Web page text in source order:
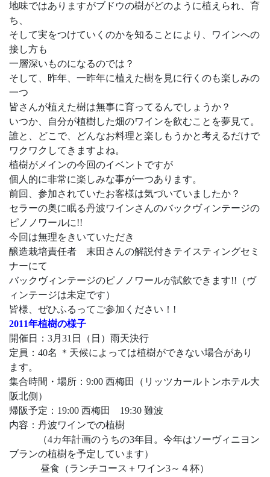
地味ではありますがブドウの樹がどのように植えられ、育
ち、
そして実をつけていくのかを知ることにより、ワインへの
接し方も
一層深いものになるのでは？
そして、昨年、一昨年に植えた樹を見に行くのも楽しみの
一つ
皆さんが植えた樹は無事に育ってるんでしょうか？
いつか、自分が植樹した畑のワインを飲むことを夢見て。
誰と、どこで、どんなお料理と楽しもうかと考えるだけで
ワクワクしてきますよね。
植樹がメインの今回のイベントですが
個人的に非常に楽しみな事が一つあります。
前回、参加されていたお客様は気づいていましたか？
セラーの奥に眠る丹波ワインさんのバックヴィンテージの
ピノノワールに!!
今回は無理をきいていただき
醸造栽培責任者 末田さんの解説付きテイスティングセミ
ナーにて
バックヴィンテージのピノノワールが試飲できます!!（ヴ
ィンテージは未定です）
皆様、ぜひふるってご参加ください！!
2011年植樹の様子
開催日：3月31日（日）雨天決行
定員：40名 ＊天候によっては植樹ができない場合があり
ます。
集合時間・場所：9:00 西梅田（リッツカールトンホテル大
阪北側）
帰阪予定：19:00 西梅田 19:30 難波
内容：丹波ワインでの植樹
（4カ年計画のうちの3年目。今年はソーヴィニヨン
ブランの植樹を予定しています）
昼食（ランチコース＋ワイン3～４杯）